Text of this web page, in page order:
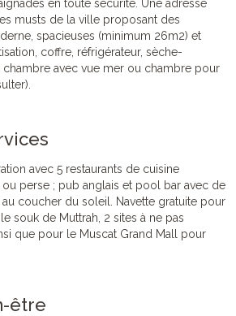
en toute sécurité. Une adresse
musts de la ville proposant des
spacieuses (minimum 26m2) et
coffre, réfrigérateur, sèche-
chambre avec vue mer ou chambre pour
avec 5 restaurants de cuisine
ou perse ; pub anglais et pool bar avec de
coucher du soleil. Navette gratuite pour
souk de Muttrah, 2 sites à ne pas
que pour le Muscat Grand Mall pour
être